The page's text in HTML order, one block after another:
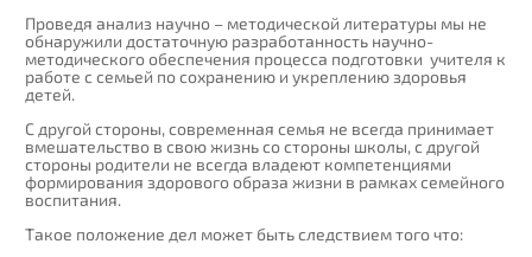
Проведя анализ научно – методической литературы мы не
обнаружили достаточную разработанность научно-
методического обеспечения процесса подготовки учителя к
работе с семьей по сохранению и укреплению здоровья
детей.
С другой стороны, современная семья не всегда принимает
вмешательство в свою жизнь со стороны школы, с другой
стороны родители не всегда владеют компетенциями
формирования здорового образа жизни в рамках семейного
воспитания.
Такое положение дел может быть следствием того что: